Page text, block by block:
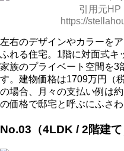
引用元HP
https://
左右のデザインやカラーを
ふれる住宅。1階に対面式キ
家族のプライベート空間を3
す。建物価格は1709万円（
の場合、月々の支払い例は
の価格で邸宅と呼ぶにふさ
No.03（4LDK / 2階建て